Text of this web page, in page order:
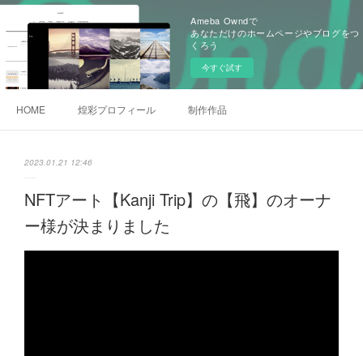
Ameba Owndで
あなただけのホームページやブログをつ
くろう
今すぐ試す
HOME 煌彩プロフィール 制作作品
2023.01.21 12:46
NFTアート【Kanji Trip】の【飛】のオーナ
ー様が決まりました